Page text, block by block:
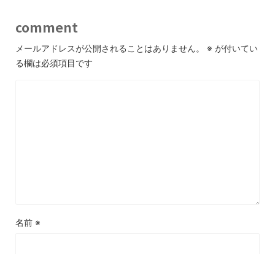
comment
メールアドレスが公開されることはありません。 ※ が付いてい
る欄は必須項目です
名前 ※